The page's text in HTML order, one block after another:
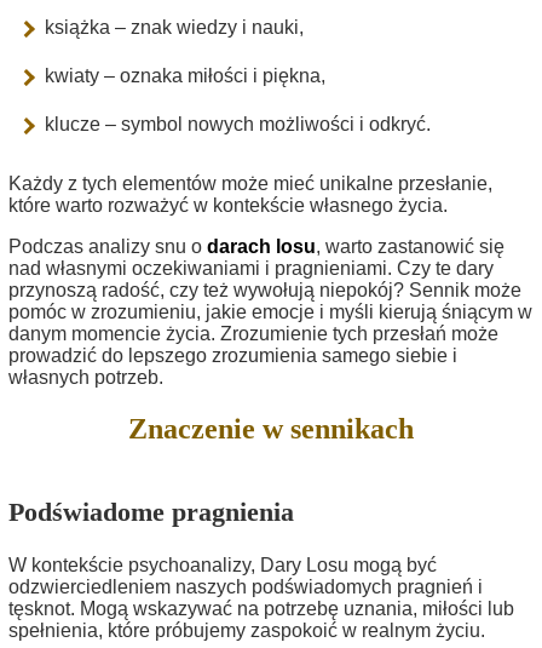
książka – znak wiedzy i nauki,
kwiaty – oznaka miłości i piękna,
klucze – symbol nowych możliwości i odkryć.
Każdy z tych elementów może mieć unikalne przesłanie,
które warto rozważyć w kontekście własnego życia.
Podczas analizy snu o darach losu, warto zastanowić się
nad własnymi oczekiwaniami i pragnieniami. Czy te dary
przynoszą radość, czy też wywołują niepokój? Sennik może
pomóc w zrozumieniu, jakie emocje i myśli kierują śniącym w
danym momencie życia. Zrozumienie tych przesłań może
prowadzić do lepszego zrozumienia samego siebie i
własnych potrzeb.
Znaczenie w sennikach
Podświadome pragnienia
W kontekście psychoanalizy, Dary Losu mogą być
odzwierciedleniem naszych podświadomych pragnień i
tęsknot. Mogą wskazywać na potrzebę uznania, miłości lub
spełnienia, które próbujemy zaspokoić w realnym życiu.